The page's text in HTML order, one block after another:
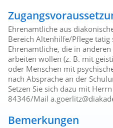
Ehrenamtliche aus
Bereich Altenhilfe/Pflege
Ehrenamtliche, die in
arbeiten wollen (z. B. mit
oder Menschen mit
nach Absprache an der
Setzen Sie sich dazu mit
84346/Mail
Bemerkungen